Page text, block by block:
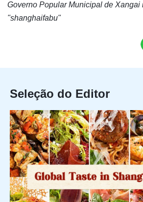
Governo Popular Municipal de Xangai
"shanghaifabu"
Seleção do Editor